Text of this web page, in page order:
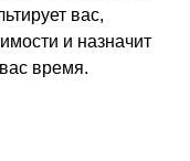
вас,
и назначит
время.